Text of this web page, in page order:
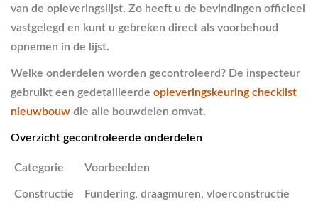
van de opleveringslijst. Zo heeft u de bevindingen officieel
vastgelegd en kunt u gebreken direct als voorbehoud
opnemen in de lijst.
Welke onderdelen worden gecontroleerd? De inspecteur
gebruikt een gedetailleerde opleveringskeuring checklist
nieuwbouw die alle bouwdelen omvat.
Overzicht gecontroleerde onderdelen
Categorie Voorbeelden
Constructie Fundering, draagmuren, vloerconstructie